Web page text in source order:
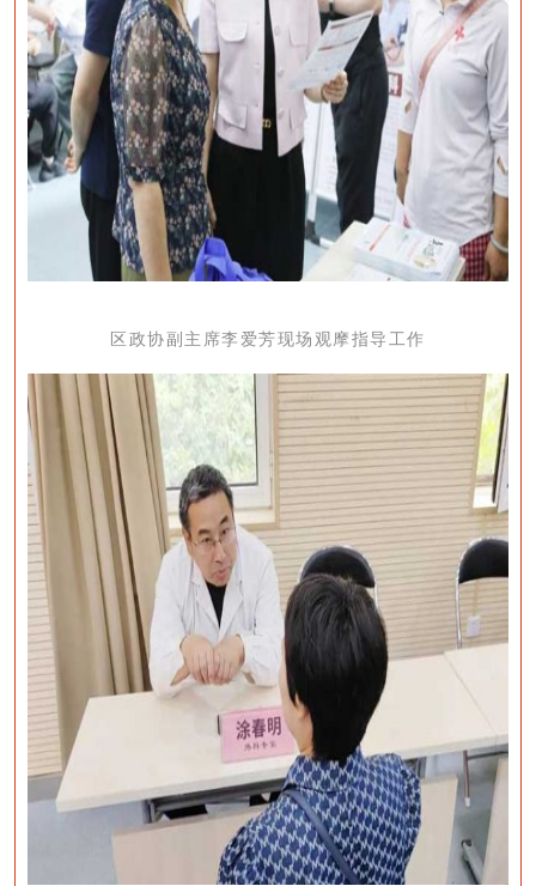
区政协副主席李爱芳现场观摩指导工作